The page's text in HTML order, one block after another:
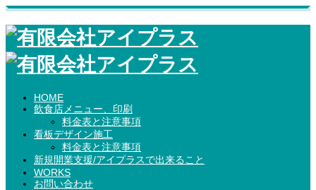
HOME
飲食店メニュー、印刷
料金表と注意事項
看板デザイン施工
料金表と注意事項
新規開業支援/アイプラスで出来ること
WORKS
お問い合わせ